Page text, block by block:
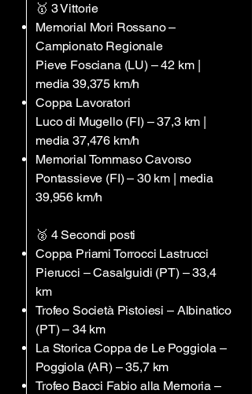
🥇 3 Vittorie
Memorial Mori Rossano –
Campionato Regionale
Pieve Fosciana (LU) – 42 km |
media 39,375 km/h
Coppa Lavoratori
Luco di Mugello (FI) – 37,3 km |
media 37,476 km/h
Memorial Tommaso Cavorso
Pontassieve (FI) – 30 km | media
39,956 km/h
🥈 4 Secondi posti
Coppa Priami Torrocci Lastrucci
Pierucci – Casalguidi (PT) – 33,4
km
Trofeo Società Pistoiesi – Albinatico
(PT) – 34 km
La Storica Coppa de Le Poggiola –
Poggiola (AR) – 35,7 km
Trofeo Bacci Fabio alla Memoria –